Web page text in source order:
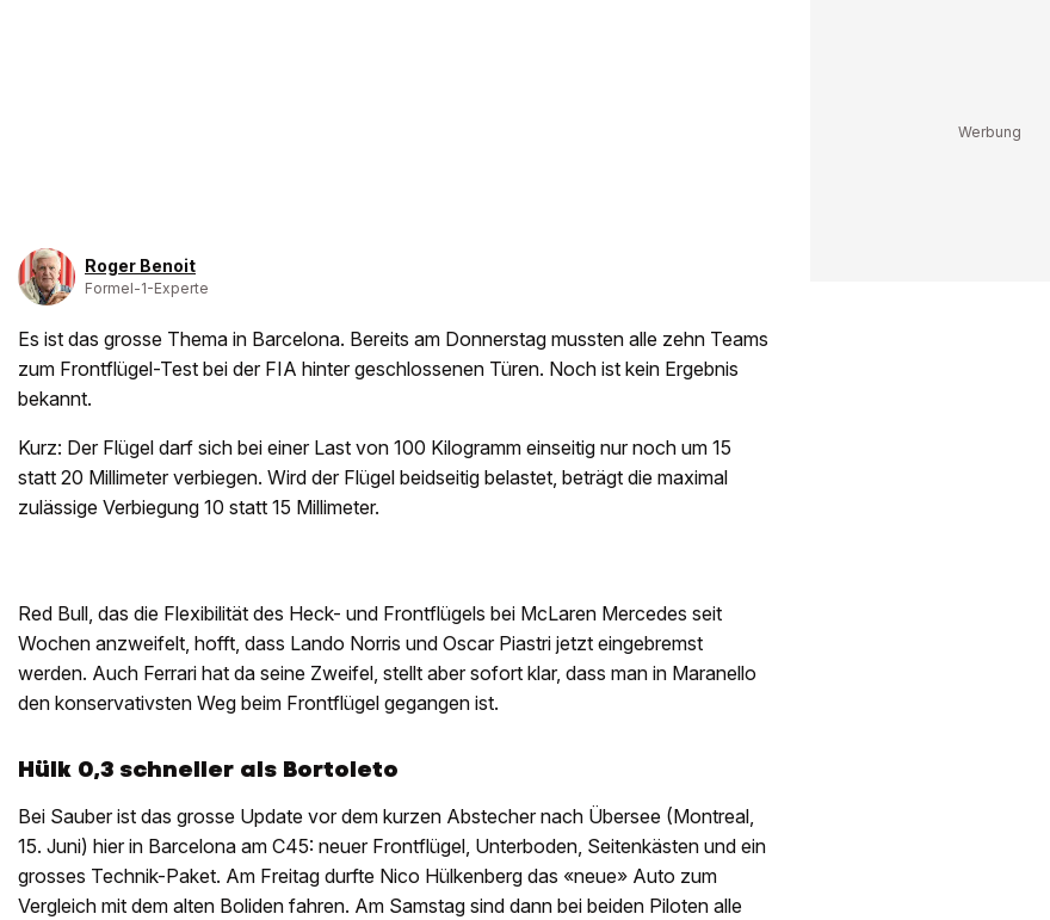
Roger Benoit
Formel-1-Experte
Es ist das grosse Thema in Barcelona. Bereits am Donnerstag mussten alle zehn Teams
zum Frontflügel-Test bei der FIA hinter geschlossenen Türen. Noch ist kein Ergebnis
bekannt.
Kurz: Der Flügel darf sich bei einer Last von 100 Kilogramm einseitig nur noch um 15
statt 20 Millimeter verbiegen. Wird der Flügel beidseitig belastet, beträgt die maximal
zulässige Verbiegung 10 statt 15 Millimeter.
Red Bull, das die Flexibilität des Heck- und Frontflügels bei McLaren Mercedes seit
Wochen anzweifelt, hofft, dass Lando Norris und Oscar Piastri jetzt eingebremst
werden. Auch Ferrari hat da seine Zweifel, stellt aber sofort klar, dass man in Maranello
den konservativsten Weg beim Frontflügel gegangen ist.
Hülk 0,3 schneller als Bortoleto
Bei Sauber ist das grosse Update vor dem kurzen Abstecher nach Übersee (Montreal,
15. Juni) hier in Barcelona am C45: neuer Frontflügel, Unterboden, Seitenkästen und ein
grosses Technik-Paket. Am Freitag durfte Nico Hülkenberg das «neue» Auto zum
Vergleich mit dem alten Boliden fahren. Am Samstag sind dann bei beiden Piloten alle